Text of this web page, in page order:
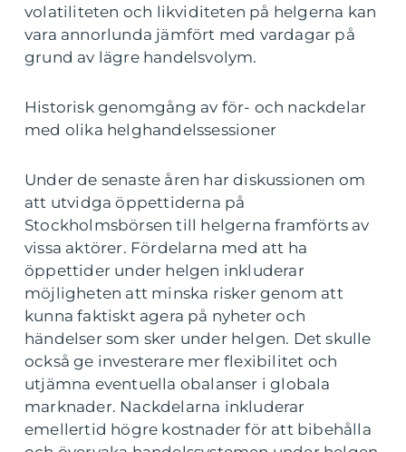
volatiliteten och likviditeten på helgerna kan
vara annorlunda jämfört med vardagar på
grund av lägre handelsvolym.
Historisk genomgång av för- och nackdelar
med olika helghandelssessioner
Under de senaste åren har diskussionen om
att utvidga öppettiderna på
Stockholmsbörsen till helgerna framförts av
vissa aktörer. Fördelarna med att ha
öppettider under helgen inkluderar
möjligheten att minska risker genom att
kunna faktiskt agera på nyheter och
händelser som sker under helgen. Det skulle
också ge investerare mer flexibilitet och
utjämna eventuella obalanser i globala
marknader. Nackdelarna inkluderar
emellertid högre kostnader för att bibehålla